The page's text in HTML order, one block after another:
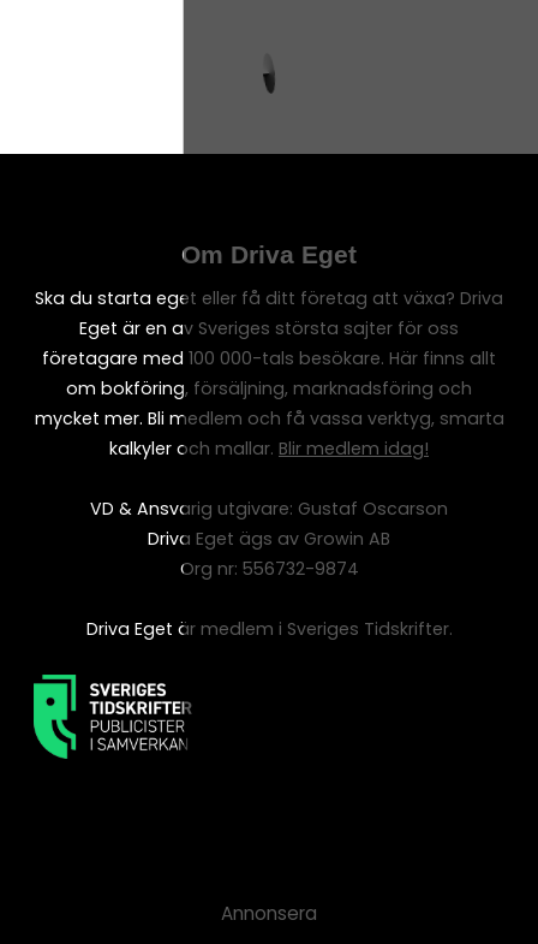
Om Driva Eget
Ska du starta eget eller få ditt företag att växa? Driva
Eget är en av Sveriges största sajter för oss
företagare med 100 000-tals besökare. Här finns allt
om bokföring, försäljning, marknadsföring och
mycket mer. Bli medlem och få vassa verktyg, smarta
kalkyler och mallar. Blir medlem idag!
VD & Ansvarig utgivare: Gustaf Oscarson
Driva Eget ägs av Growin AB
Org nr: 556732-9874
Driva Eget är medlem i Sveriges Tidskrifter.
Annonsera